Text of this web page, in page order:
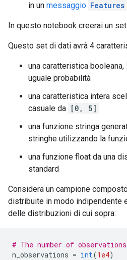
in un messaggio Features
In questo notebook creerai un
Questo set di dati avrà 4
una caratteristica booleana,
uguale probabilità
una caratteristica intera
casuale da [0, 5]
una funzione stringa
stringhe utilizzando la
una funzione float da una
standard
Considera un campione
distribuite in modo indipendente
delle distribuzioni di cui sopra:
# The number of
n_observations = int(1e4)